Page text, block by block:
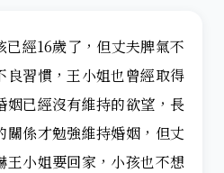
已經16歲了，但丈夫脾氣不
良習慣，王小姐也曾經取得
姻已經沒有維持的欲望，長
關係才勉強維持婚姻，但丈
王小姐要回家，小孩也不想